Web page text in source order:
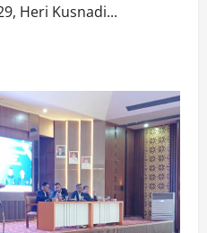
Heri Kusnadi...